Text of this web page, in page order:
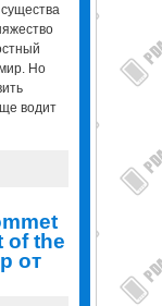
Но
водит
of the
от